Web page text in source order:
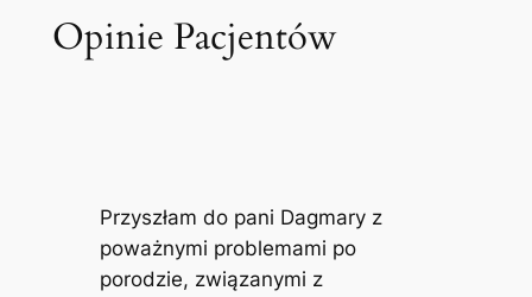
Opinie Pacjentów
Przyszłam do pani Dagmary z
poważnymi problemami po
porodzie, związanymi z